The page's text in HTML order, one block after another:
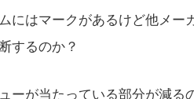
にはマークがあるけど他メー
するのか？
ーが当たっている部分が減る